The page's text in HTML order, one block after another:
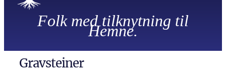
Folk med tilknytning til
Hemne.
Gravsteiner